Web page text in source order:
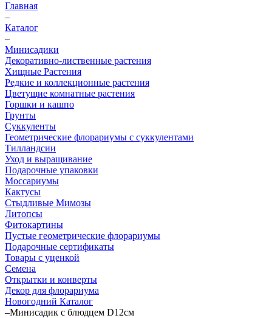
Главная
–
Каталог
–
Минисадики
Декоративно-лиственные растения
Хищные Растения
Редкие и коллекционные растения
Цветущие комнатные растения
Горшки и кашпо
Грунты
Суккуленты
Геометрические флорариумы с суккулентами
Тилландсии
Уход и выращивание
Подарочные упаковки
Моссариумы
Кактусы
Стыдливые Мимозы
Литопсы
Фитокартины
Пустые геометрические флорариумы
Подарочные сертификаты
Товары с уценкой
Семена
Открытки и конверты
Декор для флорариума
Новогодний Каталог
–Минисадик с блюдцем D12см